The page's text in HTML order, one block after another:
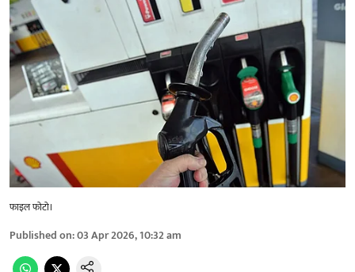
फाइल फोटो।
Published on:03 Apr 2026, 10:32 am